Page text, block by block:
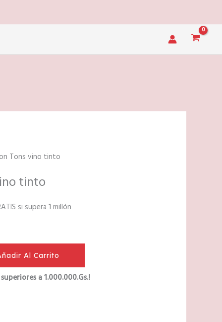
Tons vino tinto
tinto
si supera 1 millón
Al Carrito
a 1.000.000.Gs.!